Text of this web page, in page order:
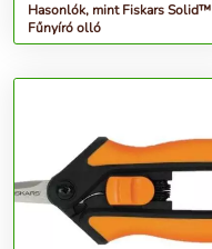
Hasonlók, mint Fiskars Solid™
Fűnyíró olló